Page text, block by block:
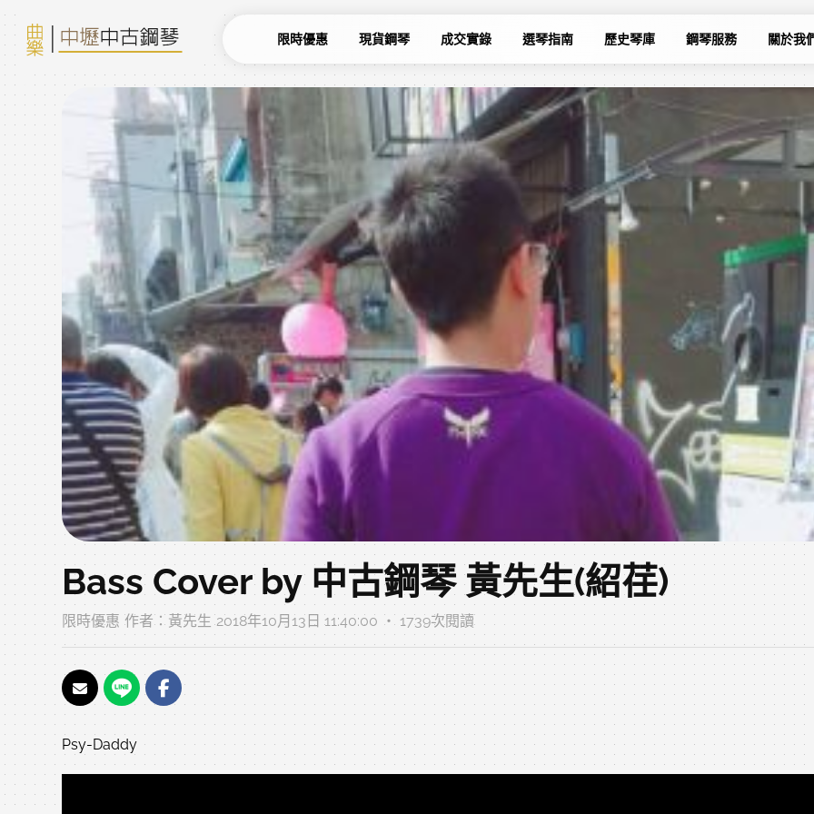
限時優惠 現貨鋼琴 成交實錄 選琴指南 歷史琴庫 鋼琴服務 關於我
Bass Cover by 中古鋼琴 黃先生(紹荏)
限時優惠 作者： 黃先生 2018年10月13日 11:40:00 ‧ 1739次閱讀
Psy-Daddy